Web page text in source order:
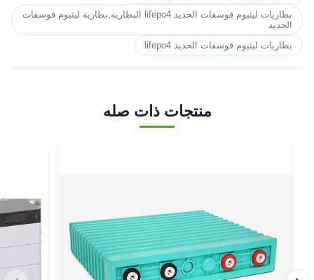
بطاريات ليثيوم فوسفات الحديد lifepo4 البطارية,بطارية ليثيوم فوسفات
الحديد
بطاريات ليثيوم فوسفات الحديد lifepo4
منتجات ذات صله